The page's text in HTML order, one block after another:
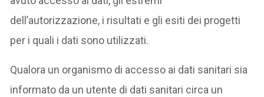
dell’autorizzazione, i risultati e gli esiti dei progetti
per i quali i dati sono utilizzati.
Qualora un organismo di accesso ai dati sanitari sia
informato da un utente di dati sanitari circa un